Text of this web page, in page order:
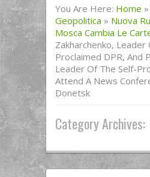
You Are Here: Home »
Geopolitica » Nuova
Mosca Cambia Le
Zakharchenko, Leader
Proclaimed DPR, And
Leader Of The Self-
Attend A News
Donetsk
Category Archives: